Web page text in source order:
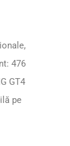
476
GT4
pe